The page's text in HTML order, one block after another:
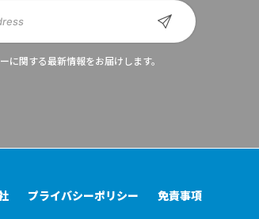
に関する最新情報をお届けします。
プライバシーポリシー 免責事項